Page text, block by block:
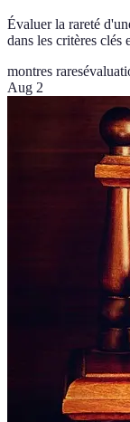
Évaluer la rareté
dans les critères clés
montres rares
Aug 2